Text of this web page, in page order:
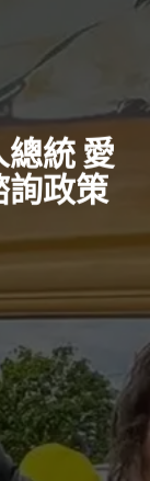
統 愛
詢政策